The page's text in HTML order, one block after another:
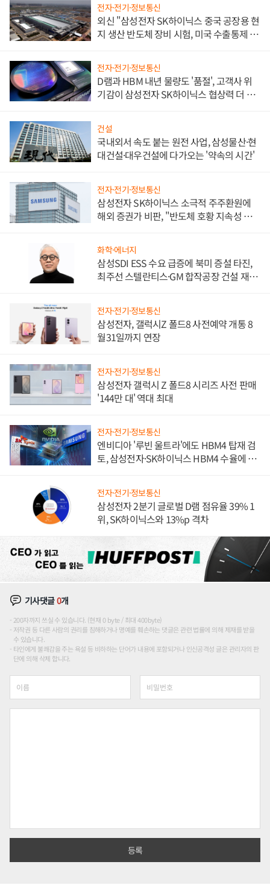
전자·전기·정보통신
외신 "삼성전자 SK하이닉스 중국 공장용 현
지 생산 반도체 장비 시험, 미국 수출통제 대
전자·전기·정보통신
D램과 HBM 내년 물량도 '품절', 고객사 위
기감이 삼성전자 SK하이닉스 협상력 더 키
건설
국내외서 속도 붙는 원전 사업, 삼성물산·현
대건설·대우건설에 다가오는 '약속의 시간'
전자·전기·정보통신
삼성전자 SK하이닉스 소극적 주주환원에
해외 증권가 비판, "반도체 호황 지속성 의
화학·에너지
삼성SDI ESS 수요 급증에 북미 증설 타진,
최주선 스텔란티스·GM 합작공장 건설 재추
전자·전기·정보통신
삼성전자, 갤럭시Z 폴드8 사전예약 개통 8
월31일까지 연장
전자·전기·정보통신
삼성전자 갤럭시 Z 폴드8 시리즈 사전 판매
'144만 대' 역대 최대
전자·전기·정보통신
엔비디아 '루빈 울트라'에도 HBM4 탑재 검
토, 삼성전자·SK하이닉스 HBM4 수율에 주
전자·전기·정보통신
삼성전자 2분기 글로벌 D램 점유율 39% 1
위, SK하이닉스와 13%p 격차
기사댓글0개
200자까지 쓰실 수 있습니다. (현재 0 byte / 최대 400byte)
저작권 등 다른 사람의 권리를 침해하거나 명예를 훼손하는 댓글은 관련 법률에 의해 제재를 받을
수 있습니다.
타인에게 불쾌감을 주는 욕설 등 비하하는 단어가 내용에 포함되거나 인신공격성 글은 관리자의 판
단에 의해 삭제 합니다.